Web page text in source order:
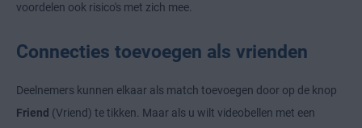
voordelen ook risico's met zich mee.
Connecties toevoegen als vrienden
Deelnemers kunnen elkaar als match toevoegen door op de knop
Friend (Vriend) te tikken. Maar als u wilt videobellen met een